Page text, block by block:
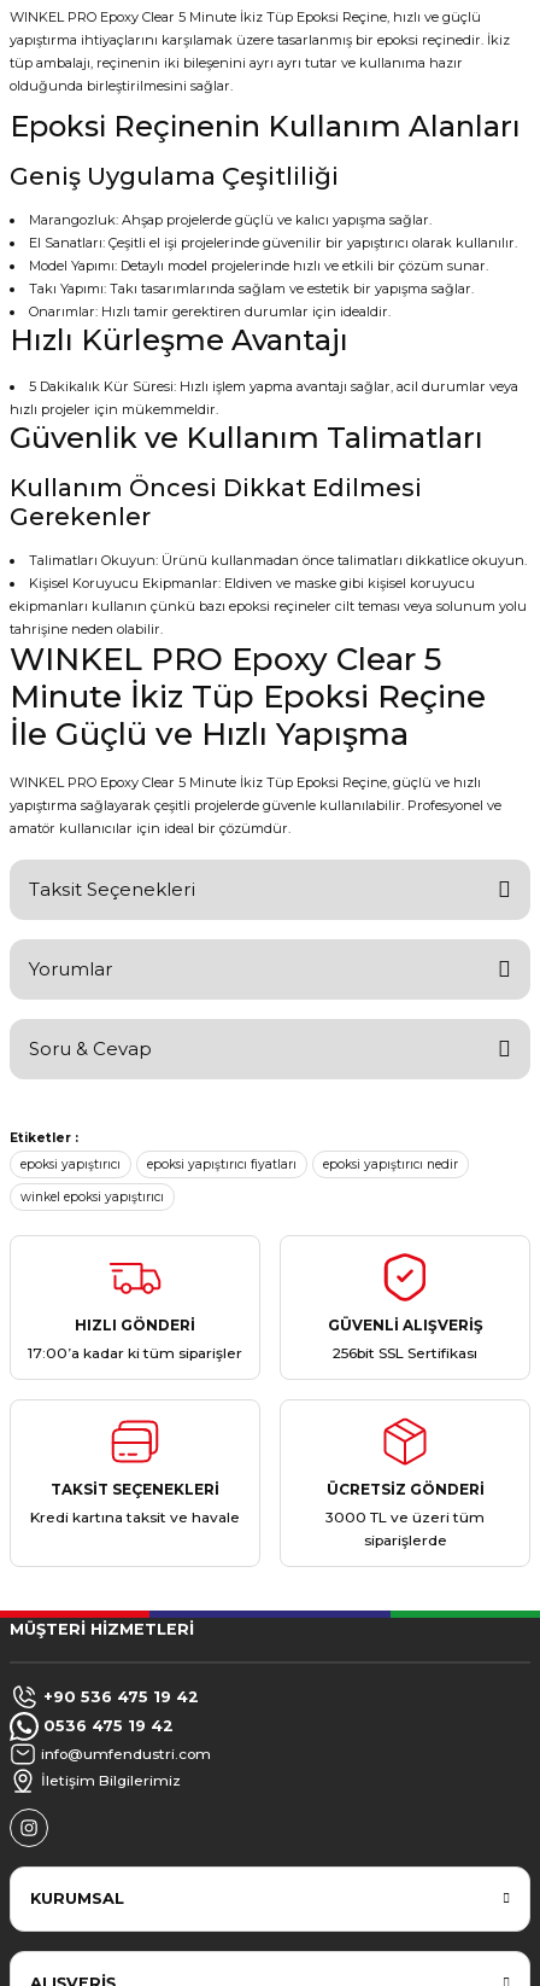
WINKEL PRO Epoxy Clear 5 Minute İkiz Tüp Epoksi Reçine, hızlı ve güçlü
yapıştırma ihtiyaçlarını karşılamak üzere tasarlanmış bir epoksi reçinedir. İkiz
tüp ambalajı, reçinenin iki bileşenini ayrı ayrı tutar ve kullanıma hazır
olduğunda birleştirilmesini sağlar.
Epoksi Reçinenin Kullanım Alanları
Geniş Uygulama Çeşitliliği
Marangozluk: Ahşap projelerde güçlü ve kalıcı yapışma sağlar.
El Sanatları: Çeşitli el işi projelerinde güvenilir bir yapıştırıcı olarak kullanılır.
Model Yapımı: Detaylı model projelerinde hızlı ve etkili bir çözüm sunar.
Takı Yapımı: Takı tasarımlarında sağlam ve estetik bir yapışma sağlar.
Onarımlar: Hızlı tamir gerektiren durumlar için idealdir.
Hızlı Kürleşme Avantajı
5 Dakikalık Kür Süresi: Hızlı işlem yapma avantajı sağlar, acil durumlar veya
hızlı projeler için mükemmeldir.
Güvenlik ve Kullanım Talimatları
Kullanım Öncesi Dikkat Edilmesi
Gerekenler
Talimatları Okuyun: Ürünü kullanmadan önce talimatları dikkatlice okuyun.
Kişisel Koruyucu Ekipmanlar: Eldiven ve maske gibi kişisel koruyucu
ekipmanları kullanın çünkü bazı epoksi reçineler cilt teması veya solunum yolu
tahrişine neden olabilir.
WINKEL PRO Epoxy Clear 5
Minute İkiz Tüp Epoksi Reçine
İle Güçlü ve Hızlı Yapışma
WINKEL PRO Epoxy Clear 5 Minute İkiz Tüp Epoksi Reçine, güçlü ve hızlı
yapıştırma sağlayarak çeşitli projelerde güvenle kullanılabilir. Profesyonel ve
amatör kullanıcılar için ideal bir çözümdür.
Taksit Seçenekleri
Yorumlar
Soru & Cevap
Ürün hakkında henüz soru sorulmamış.
Etiketler :
epoksi yapıştırıcı
epoksi yapıştırıcı fiyatları epoksi yapıştırıcı nedir
winkel epoksi yapıştırıcı
HIZLI GÖNDERİ
17:00’a kadar ki tüm siparişler
GÜVENLİ ALIŞVERİŞ
256bit SSL Sertifikası
TAKSİT SEÇENEKLERİ
Kredi kartına taksit ve havale
ÜCRETSİZ GÖNDERİ
3000 TL ve üzeri tüm
siparişlerde
MÜŞTERİ HİZMETLERİ
+90 536 475 19 42
0536 475 19 42
info@umfendustri.com
İletişim Bilgilerimiz
KURUMSAL
ALIŞVERİŞ